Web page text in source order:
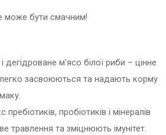
може бути смачним!
дегідроване м'ясо білої риби – цінне
легко засвоюються та надають корму
пробіотиків і мінералів
травлення та зміцнюють імунітет.